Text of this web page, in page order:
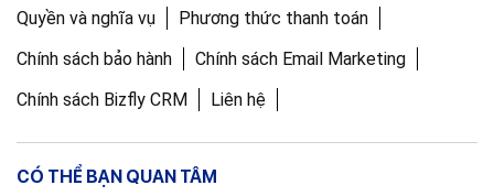
Quyền và nghĩa vụ
Phương thức thanh toán
Chính sách bảo hành
Chính sách Email Marketing
Chính sách Bizfly CRM
Liên hệ
CÓ THỂ BẠN QUAN TÂM